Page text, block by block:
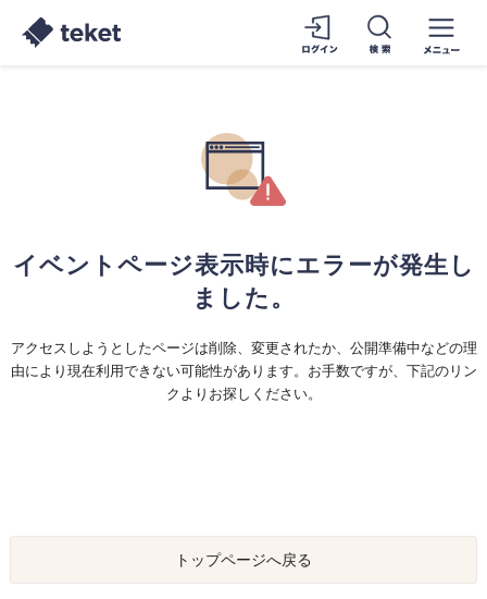
イベントページ表示時にエラーが発生し
ました。
アクセスしようとしたページは削除、変更されたか、公開準備中などの理
由により現在利用できない可能性があります。お手数ですが、下記のリン
クよりお探しください。
トップページへ戻る